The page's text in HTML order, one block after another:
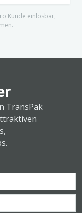
Kunde einlösbar,
TransPak